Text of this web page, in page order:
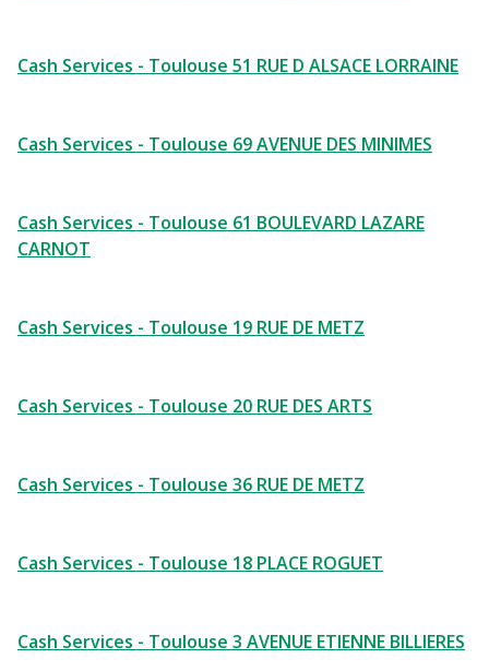
Cash Services - Toulouse 51 RUE D ALSACE LORRAINE
Cash Services - Toulouse 69 AVENUE DES MINIMES
Cash Services - Toulouse 61 BOULEVARD LAZARE
CARNOT
Cash Services - Toulouse 19 RUE DE METZ
Cash Services - Toulouse 20 RUE DES ARTS
Cash Services - Toulouse 36 RUE DE METZ
Cash Services - Toulouse 18 PLACE ROGUET
Cash Services - Toulouse 3 AVENUE ETIENNE BILLIERES